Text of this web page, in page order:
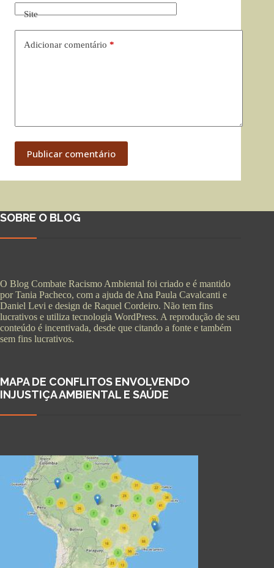
Site
Adicionar comentário *
Publicar comentário
SOBRE O BLOG
O Blog Combate Racismo Ambiental foi criado e é mantido
por Tania Pacheco, com a ajuda de Ana Paula Cavalcanti e
Daniel Levi e design de Raquel Cordeiro. Não tem fins
lucrativos e utiliza tecnologia WordPress. A reprodução de seu
conteúdo é incentivada, desde que citando a fonte e também
sem fins lucrativos.
MAPA DE CONFLITOS ENVOLVENDO
INJUSTIÇA AMBIENTAL E SAÚDE